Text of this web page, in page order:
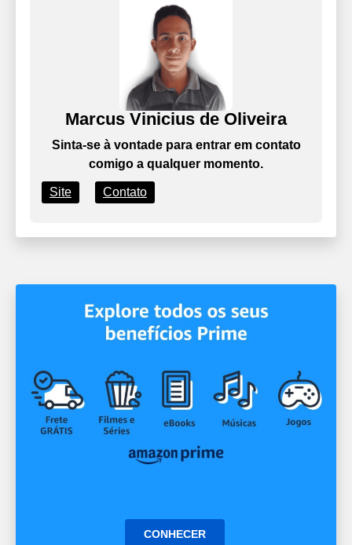
Marcus Vinicius de Oliveira
Sinta-se à vontade para entrar em contato
comigo a qualquer momento.
Site Contato
CONHECER